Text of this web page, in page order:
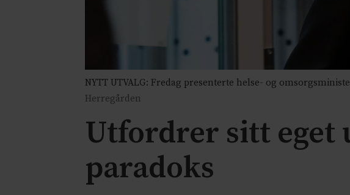
NYTT UTVALG: Fredag presenterte helse- og
Herregården
Utfordrer sitt eget
paradoks